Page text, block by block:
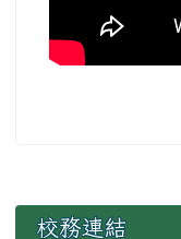
左邊區域內容
校務連結